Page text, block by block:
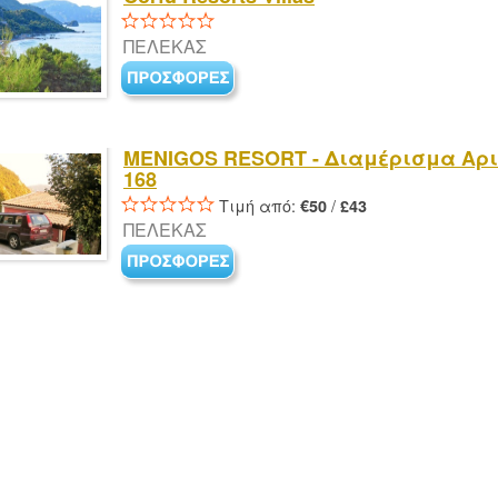
ΠΕΛΕΚΑΣ
MENIGOS RESORT - Διαμέρισμα
168
Τιμή από: €50 / £43
ΠΕΛΕΚΑΣ